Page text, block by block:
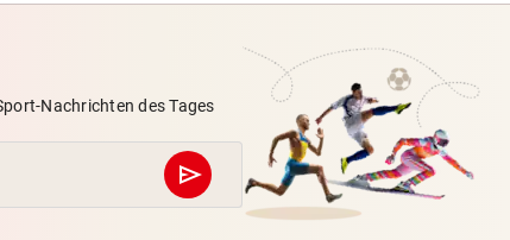
Nachrichten des Tages
send
Abschicken